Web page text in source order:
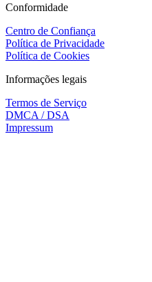
Conformidade
Centro de Confiança
Política de Privacidade
Política de Cookies
Informações legais
Termos de Serviço
DMCA / DSA
Impressum